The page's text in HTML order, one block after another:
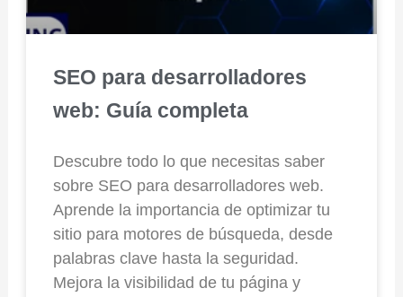
SEO para desarrolladores
web: Guía completa
Descubre todo lo que necesitas saber
sobre SEO para desarrolladores web.
Aprende la importancia de optimizar tu
sitio para motores de búsqueda, desde
palabras clave hasta la seguridad.
Mejora la visibilidad de tu página y